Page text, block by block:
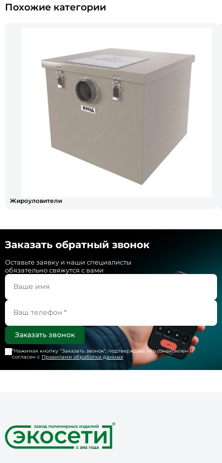
Похожие категории
Жироуловители
Заказать обратный звонок
Оставьте заявку и наши специалисты
обязательно свяжутся с вами
*Нажимая кнопку "Заказать звонок", подтверждаю, что ознакомлен и
согласен с Правилами обработки данных